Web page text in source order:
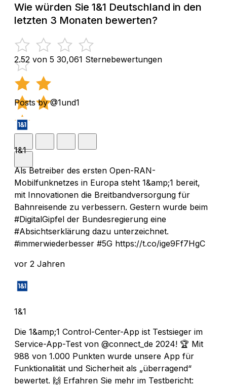
Wie würden Sie 1&1 Deutschland in den
letzten 3 Monaten bewerten?
2.52 von 5 30,061 Sternebewertungen
Posts by @1und1
1&1
Als Betreiber des ersten Open-RAN-
Mobilfunknetzes in Europa steht 1&amp;1 bereit,
mit Innovationen die Breitbandversorgung für
Bahnreisende zu verbessern. Gestern wurde beim
#DigitalGipfel der Bundesregierung eine
#Absichtserklärung dazu unterzeichnet.
#immerwiederbesser #5G https://t.co/ige9Ff7HgC
vor 2 Jahren
1&1
Die 1&amp;1 Control-Center-App ist Testsieger im
Service-App-Test von @connect_de 2024! 🏆 Mit
988 von 1.000 Punkten wurde unsere App für
Funktionalität und Sicherheit als „überragend“
bewertet. 🙌 Erfahren Sie mehr im Testbericht: